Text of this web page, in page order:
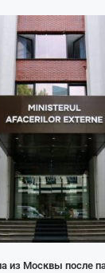
из Москвы после